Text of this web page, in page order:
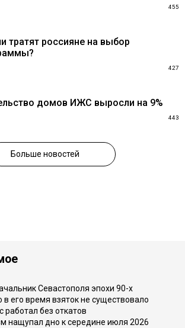
455
тратят россияне на выбор
427
домов ИЖС выросли на 9%
443
Больше новостей
Севастополя эпохи 90-х
в его время взяток не существовало
работал без откатов
нащупал дно к середине июля 2026